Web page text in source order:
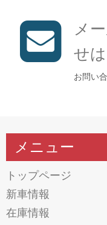
メ
せ
お問い
メニュー
トップページ
新車情報
在庫情報